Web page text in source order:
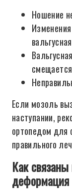
Ношение
Если мозоль
наступании,
ортопедом для
правильного
Как